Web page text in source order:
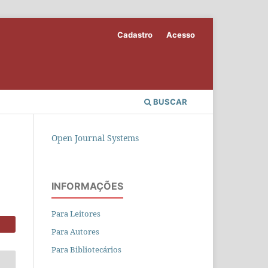
BUSCAR
Cadastro Acesso
Open Journal Systems
INFORMAÇÕES
Para Leitores
Para Autores
Para Bibliotecários